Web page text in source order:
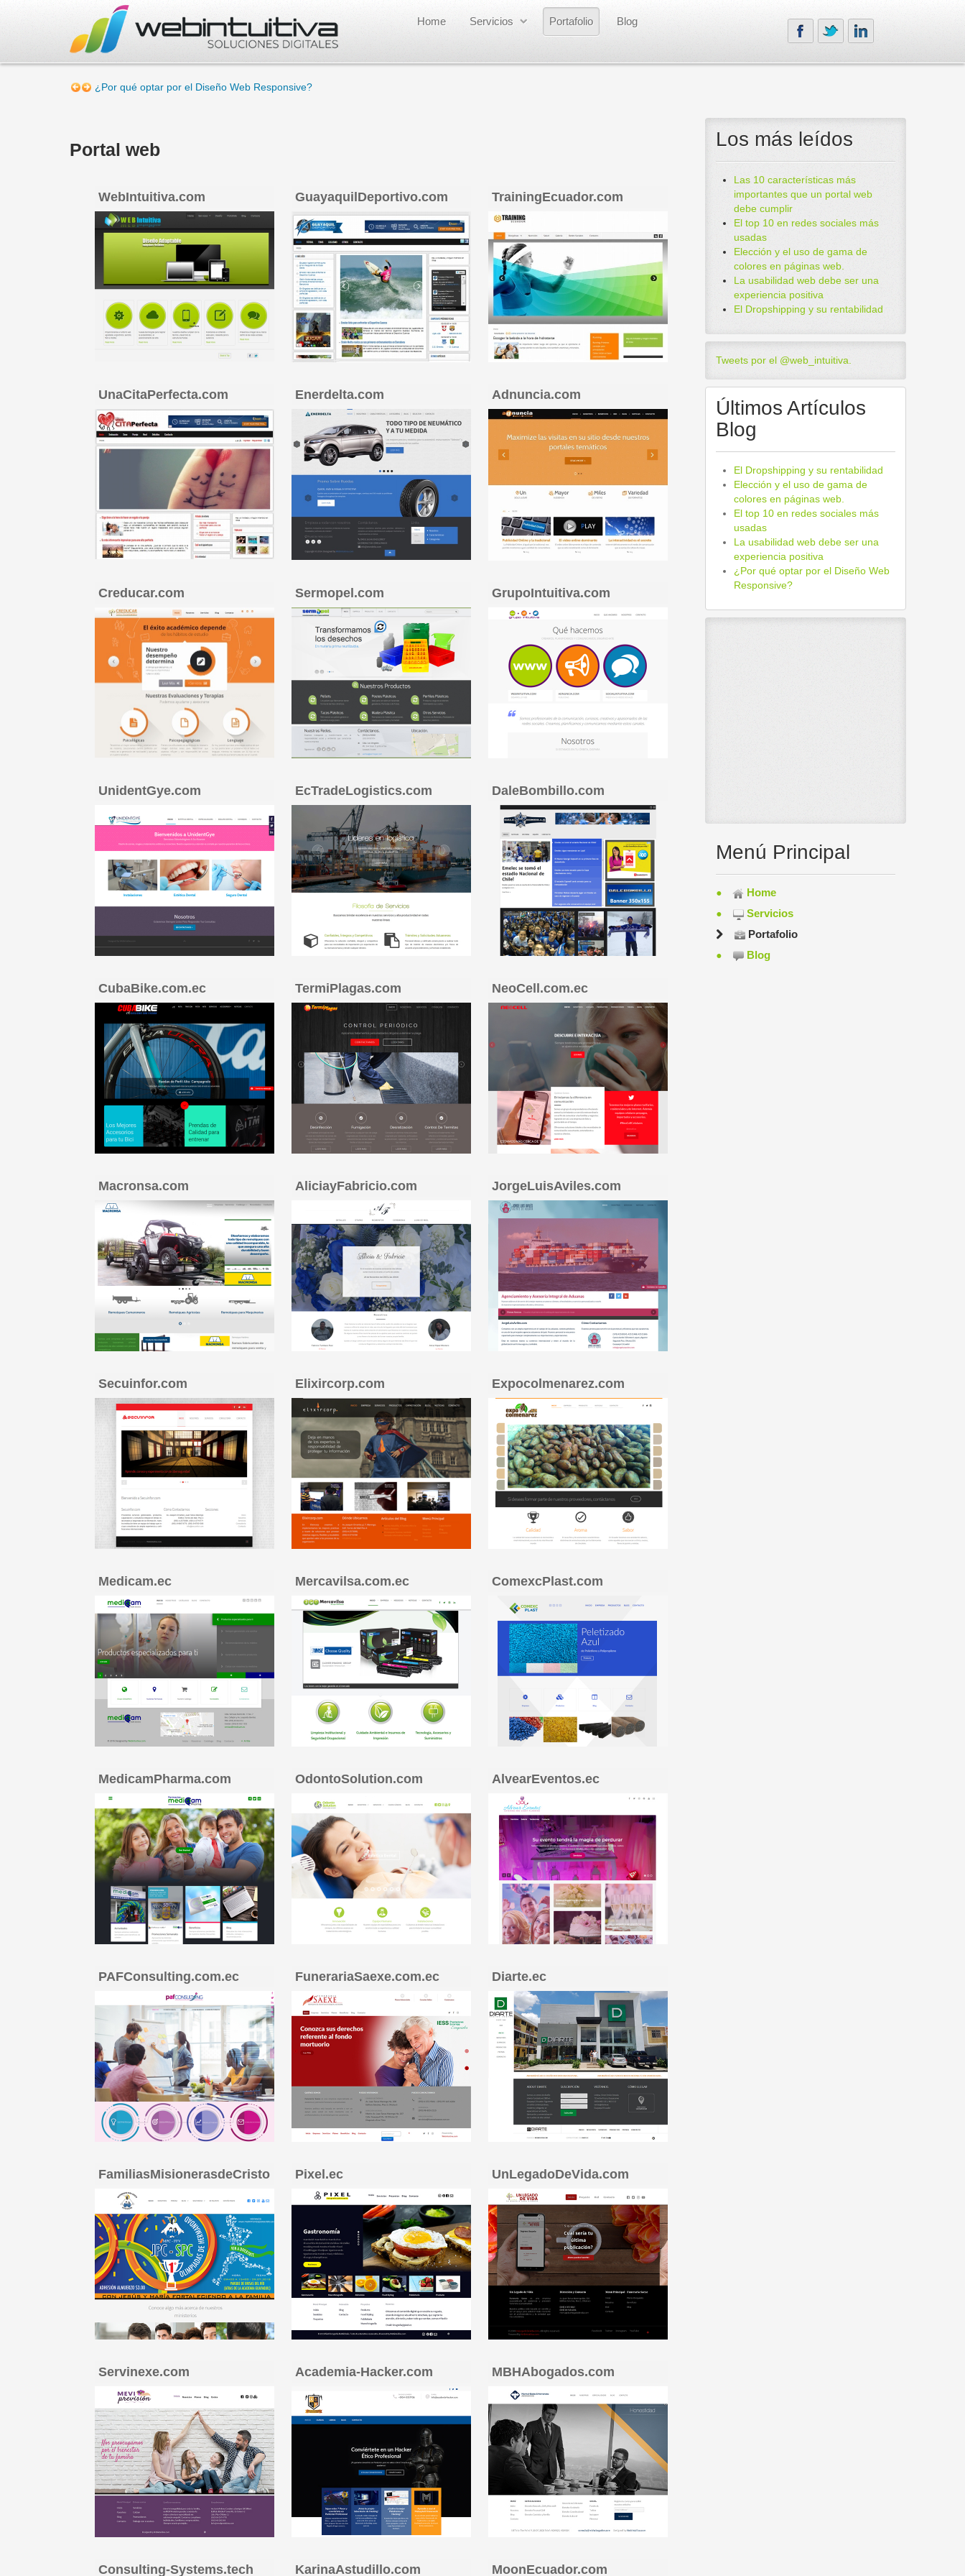
Home Servicios Portafolio Blog
¿Por qué optar por el Diseño Web Responsive?
Portal web
WebIntuitiva.com GuayaquilDeportivo.com TrainingEcuador.com
UnaCitaPerfecta.com Enerdelta.com Adnuncia.com
Creducar.com Sermopel.com GrupoIntuitiva.com
UnidentGye.com EcTradeLogistics.com DaleBombillo.com
CubaBike.com.ec TermiPlagas.com NeoCell.com.ec
Macronsa.com AliciayFabricio.com JorgeLuisAviles.com
Secuinfor.com Elixircorp.com Expocolmenarez.com
Medicam.ec Mercavilsa.com.ec ComexcPlast.com
MedicamPharma.com OdontoSolution.com AlvearEventos.ec
PAFConsulting.com.ec FunerariaSaexe.com.ec Diarte.ec
FamiliasMisionerasdeCristo Pixel.ec UnLegadoDeVida.com
Servinexe.com Academia-Hacker.com MBHAbogados.com
Consulting-Systems.tech KarinaAstudillo.com MoonEcuador.com
Los más leídos
Las 10 características más
importantes que un portal web
debe cumplir
El top 10 en redes sociales más
usadas
Elección y el uso de gama de
colores en páginas web.
La usabilidad web debe ser una
experiencia positiva
El Dropshipping y su rentabilidad
Tweets por el @web_intuitiva.
Últimos Artículos
Blog
El Dropshipping y su rentabilidad
Elección y el uso de gama de
colores en páginas web.
El top 10 en redes sociales más
usadas
La usabilidad web debe ser una
experiencia positiva
¿Por qué optar por el Diseño Web
Responsive?
Menú Principal
Home
Servicios
Portafolio
Blog